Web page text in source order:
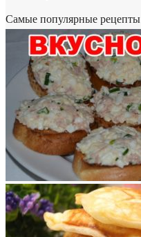
Самые популярные рецепты